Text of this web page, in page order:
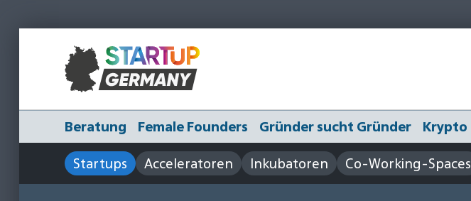
Beratung Female Founders Gründer sucht Gründer Krypto
Startups
Acceleratoren Inkubatoren Co-Working-Spaces